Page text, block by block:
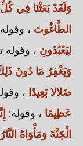
وَلَقَدْ بَعَثْنَا فِي كُلِّ
الطَّاغُوتَ ،
لِيَعْبُدُونِ ، وقوله
وَيَغْفِرُ مَا دُونَ
ضَلالا بَعِيدًا ،
عَظِيمًا ، وقوله:
الْجَنَّةَ وَمَأْوَاهُ